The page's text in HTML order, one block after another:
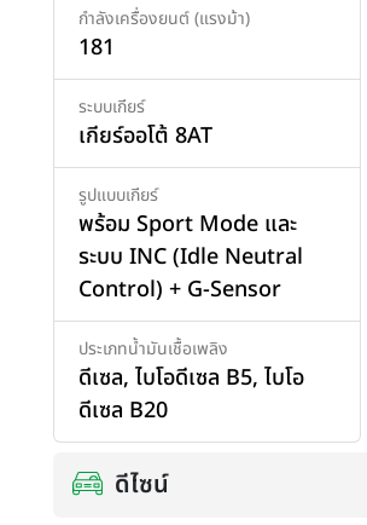
กำลังเครื่องยนต์ (แรงม้า)
181
ระบบเกียร์
เกียร์ออโต้ 8AT
รูปแบบเกียร์
พร้อม Sport Mode และ
ระบบ INC (Idle Neutral
Control) + G-Sensor
ประเภทน้ำมันเชื้อเพลิง
ดีเซล, ไบโอดีเซล B5, ไบโอ
ดีเซล B20
ดีไซน์